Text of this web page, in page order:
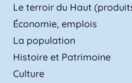
Le terroir du Haut
Économie, emplois
La population
Histoire et Patrimoine
Culture